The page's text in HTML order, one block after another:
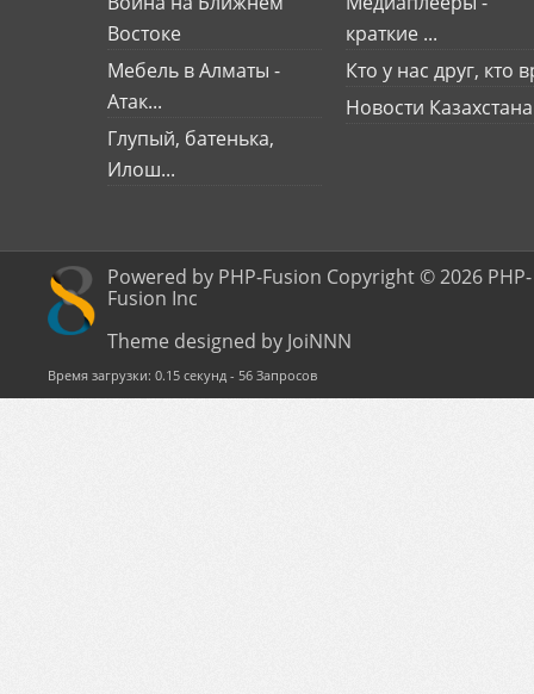
Востоке
Мебель в Алматы -
Атак...
Глупый, батенька,
Илош...
краткие ...
Кто у нас друг, кто
Новости Казахстана
Powered by PHP-Fusion Copyright © 2026 PHP-
Fusion Inc
Theme designed by JoiNNN
Время загрузки: 0.15 секунд - 56 Запросов